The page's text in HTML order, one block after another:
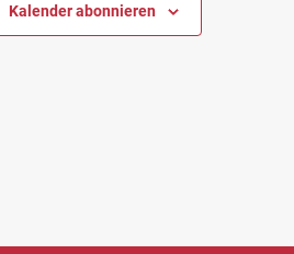
Kalender abonnieren